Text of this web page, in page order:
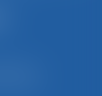
ÉPINAL
06 84